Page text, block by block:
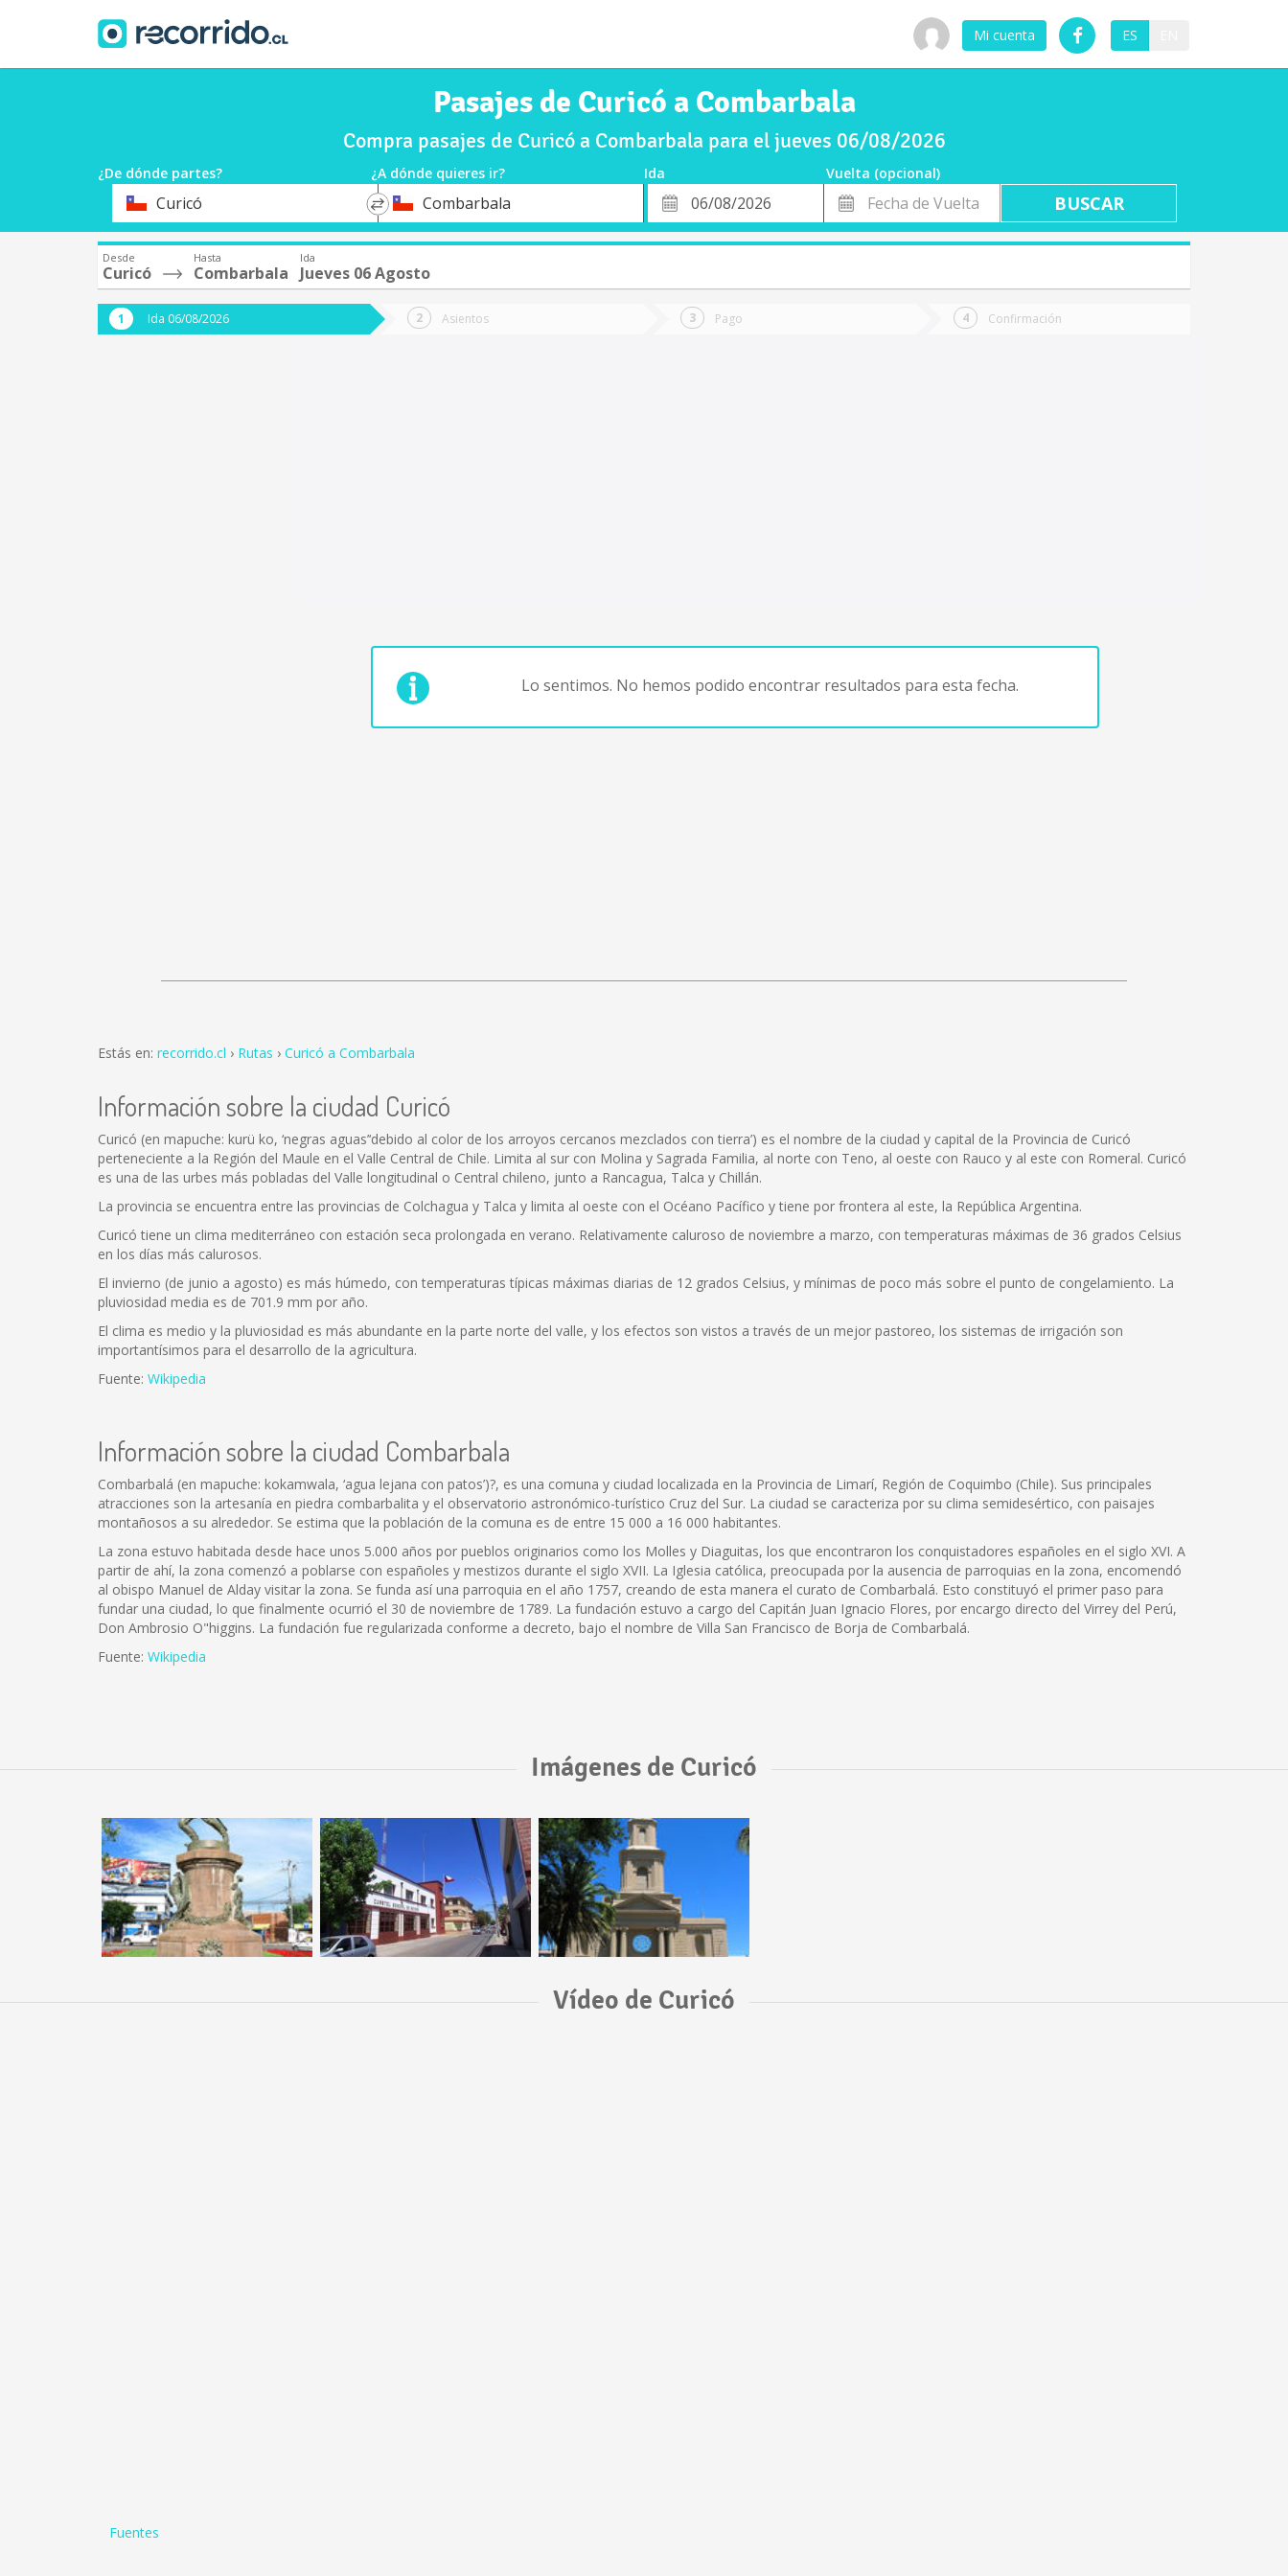
Mi cuenta ES
Pasajes de Curicó a Combarbala
Compra pasajes de Curicó a Combarbala para el jueves 06/08/2026
¿De dónde partes? ¿A dónde quieres ir? Ida
Vuelta (opcional)
OrigenCuricó
*
DestinoCombarbala
Fecha
de
Fecha
de
Vuelta
Desde
Curicó
Hasta
Combarbala
Ida
Jueves 06 Agosto
Ida 06/08/2026 Asientos Pago Confirmación
Lo sentimos. No hemos podido encontrar resultados para esta fecha.
Estás en: recorrido.cl Rutas Curicó a Combarbala
Información sobre la ciudad Curicó
Curicó (en mapuche: kurü ko, ‘negras aguas’‘debido al color de los arroyos cercanos mezclados con tierra’) es el nombre de la ciudad y capital de la Provincia de Curicó
perteneciente a la Región del Maule en el Valle Central de Chile. Limita al sur con Molina y Sagrada Familia, al norte con Teno, al oeste con Rauco y al este con Romeral. Curicó
es una de las urbes más pobladas del Valle longitudinal o Central chileno, junto a Rancagua, Talca y Chillán.
La provincia se encuentra entre las provincias de Colchagua y Talca y limita al oeste con el Océano Pacífico y tiene por frontera al este, la República Argentina.
Curicó tiene un clima mediterráneo con estación seca prolongada en verano. Relativamente caluroso de noviembre a marzo, con temperaturas máximas de 36 grados Celsius
en los días más calurosos.
El invierno (de junio a agosto) es más húmedo, con temperaturas típicas máximas diarias de 12 grados Celsius, y mínimas de poco más sobre el punto de congelamiento. La
pluviosidad media es de 701.9 mm por año.
El clima es medio y la pluviosidad es más abundante en la parte norte del valle, y los efectos son vistos a través de un mejor pastoreo, los sistemas de irrigación son
importantísimos para el desarrollo de la agricultura.
Fuente: Wikipedia
Información sobre la ciudad Combarbala
Combarbalá (en mapuche: kokamwala, ‘agua lejana con patos’)?, es una comuna y ciudad localizada en la Provincia de Limarí, Región de Coquimbo (Chile). Sus principales
atracciones son la artesanía en piedra combarbalita y el observatorio astronómico-turístico Cruz del Sur. La ciudad se caracteriza por su clima semidesértico, con paisajes
montañosos a su alrededor. Se estima que la población de la comuna es de entre 15 000 a 16 000 habitantes.
La zona estuvo habitada desde hace unos 5.000 años por pueblos originarios como los Molles y Diaguitas, los que encontraron los conquistadores españoles en el siglo XVI. A
partir de ahí, la zona comenzó a poblarse con españoles y mestizos durante el siglo XVII. La Iglesia católica, preocupada por la ausencia de parroquias en la zona, encomendó
al obispo Manuel de Alday visitar la zona. Se funda así una parroquia en el año 1757, creando de esta manera el curato de Combarbalá. Esto constituyó el primer paso para
fundar una ciudad, lo que finalmente ocurrió el 30 de noviembre de 1789. La fundación estuvo a cargo del Capitán Juan Ignacio Flores, por encargo directo del Virrey del Perú,
Don Ambrosio O"higgins. La fundación fue regularizada conforme a decreto, bajo el nombre de Villa San Francisco de Borja de Combarbalá.
Fuente: Wikipedia
Imágenes de Curicó
Vídeo de Curicó
Fuentes